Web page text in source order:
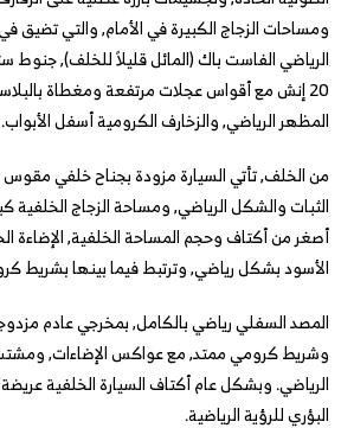
ومساحات الزجاج الكبيرة في الأمام, والتي تضيق
20 إنش مع أقواس عجلات مرتفعة ومغطاة
المظهر الرياضي, والزخارف الكرومية أسفل الأبواب.
من الخلف, تأتي السيارة مزودة بجناح خلفي مقوس
الثبات والشكل الرياضي, ومساحة الزجاج الخلفية
الأسود بشكل رياضي, وترتبط فيما بينها بشريط
المصد السفلي رياضي بالكامل, بمخرجي عادم
وشريط كرومي ممتد, مع عواكس الإضاءات,
الرياضي. وبشكل عام أكتاف السيارة الخلفية
البؤري للرؤية الرياضية.